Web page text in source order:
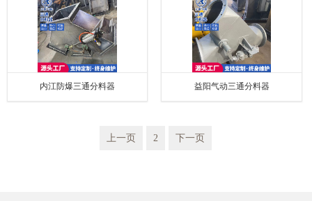
内江防爆三通分料器 益阳气动三通分料器
上一页 2 下一页